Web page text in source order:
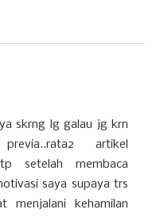
skrng lg galau jg krn
artikel
setelah membaca
saya supaya trs
menjalani kehamilan